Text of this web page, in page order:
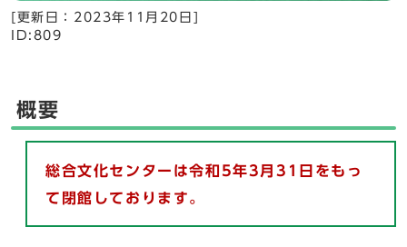
[更新日： 2023年11月20日
ID:809
概要
総合文化センターは令和5年3月31日をもっ
て閉館しております。